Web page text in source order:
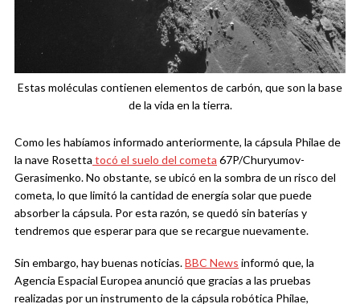
Estas moléculas contienen elementos de carbón, que son la base
de la vida en la tierra.
Como les habíamos informado anteriormente, la cápsula Philae de
la nave Rosetta tocó el suelo del cometa 67P/Churyumov-
Gerasimenko. No obstante, se ubicó en la sombra de un risco del
cometa, lo que limitó la cantidad de energía solar que puede
absorber la cápsula. Por esta razón, se quedó sin baterías y
tendremos que esperar para que se recargue nuevamente.
Sin embargo, hay buenas noticias.BBC News informó que, la
Agencia Espacial Europea anunció que gracias a las pruebas
realizadas por un instrumento de la cápsula robótica Philae,